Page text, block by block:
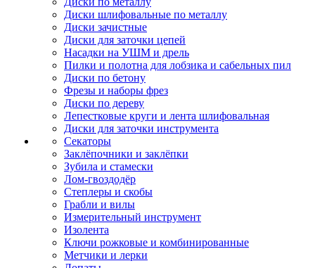
Диски шлифовальные по металлу
Диски зачистные
Диски для заточки цепей
Насадки на УШМ и дрель
Пилки и полотна для лобзика и сабельных пил
Диски по бетону
Фрезы и наборы фрез
Диски по дереву
Лепестковые круги и лента шлифовальная
Диски для заточки инструмента
Секаторы
Заклёпочники и заклёпки
Зубила и стамески
Лом-гвоздодёр
Степлеры и скобы
Грабли и вилы
Измерительный инструмент
Изолента
Ключи рожковые и комбинированные
Метчики и лерки